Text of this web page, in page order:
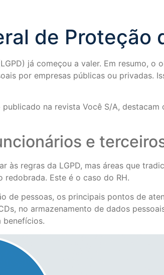
de Proteção
já começou a valer. Em resumo,
por empresas públicas ou privadas.
na revista Você S/A,
e
às regras da LGPD, mas áreas que
Este é o caso do RH.
de pessoas, os principais pontos de
no armazenamento de dados
benefícios.